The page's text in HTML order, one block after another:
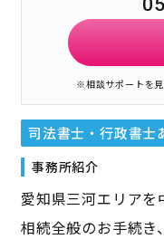
※相談サポートを見
司法書士・行政書士
事務所紹介
愛知県三河エリア
相続全般のお手続